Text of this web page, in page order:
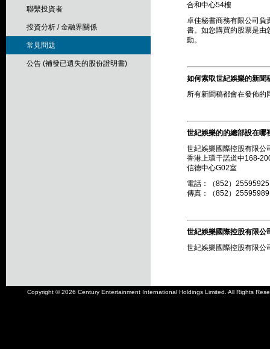
聯繫投資者
投資分析 / 金融界關係
常見問題
公告 (補發已遺失的股份證明書)
合和中心54樓
卓佳秘書商務有限公司負
書。如您購買的股票是由
動。
如何索取世紀娛樂的新聞
所有新聞稿都會在發佈的
世紀娛樂的的總部設在哪
世紀娛樂國際控股有限公
香港上環干諾道中168-
信德中心G02室
電話：（852）25595925
傳真：（852）25595989
世紀娛樂國際控股有限公
世紀娛樂國際控股有限公
Copyright © 2026 Century Entertainment International Holdings Limited. All Rights